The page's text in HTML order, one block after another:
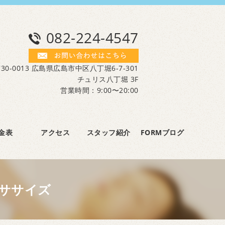
082-224-4547
0013 広島県広島市中区八丁堀6-7-301
チュリス八丁堀 3F
営業時間：9:00〜20:00
表 アクセス スタッフ紹介 FORMブログ
サイズ